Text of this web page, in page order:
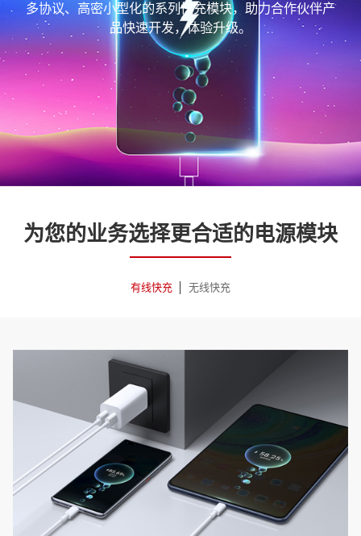
多协议、高密小型化的系列快充模块，助力合作伙伴产
品快速开发，体验升级。
为您的业务选择更合适的电源模块
有线快充 无线快充